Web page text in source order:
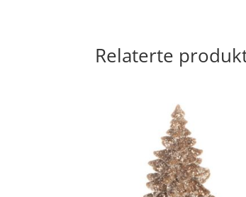
Relaterte